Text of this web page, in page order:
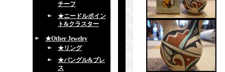
チーフ
★ニードルポイン
ト&クラスター
★Other Jewelry
★リング
★バングル&ブレ
ス